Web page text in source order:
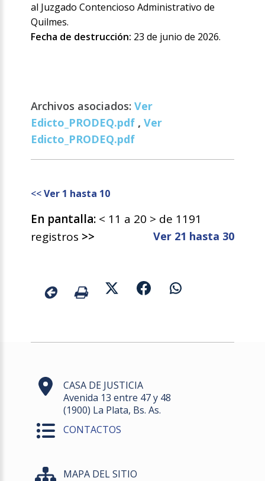
al Juzgado Contencioso Administrativo de
Quilmes.
Fecha de destrucción: 23 de junio de 2026.
Archivos asociados:Ver
Edicto_PRODEQ.pdf ,Ver
Edicto_PRODEQ.pdf
<<Ver 1 hasta 10
En pantalla: < 11 a 20 > de 1191
registros
Ver 21 hasta 30
>>
CASA DE JUSTICIA
Avenida 13 entre 47 y 48
(1900) La Plata, Bs. As.
CONTACTOS
MAPA DEL SITIO